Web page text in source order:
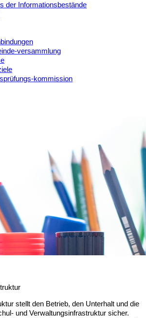
der Informationsbestände
versammlung
kommission
stellt den Betrieb, den Unterhalt und die
und Verwaltungsinfrastruktur sicher.